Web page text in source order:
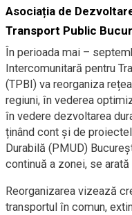
Asociația de
Transport Public
În perioada mai –
Intercomunitară pentru
(TPBI) va reorganiza
regiuni, în vederea
în vedere dezvoltarea
ținând cont și de
Durabilă (PMUD)
continuă a zonei, se
Reorganizarea vizează
transportul în comun,